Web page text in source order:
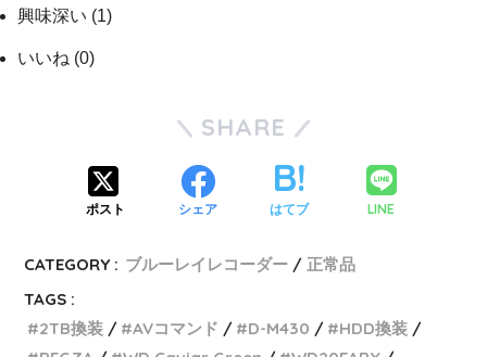
興味深い (1)
いいね (0)
SHARE
ポスト シェア はてブ LINE
CATEGORY : ブルーレイレコーダー
正常品
TAGS :
2TB換装
AVコマンド D-M430
HDD換装